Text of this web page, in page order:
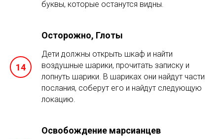
буквы, которые останутся видны.
Осторожно, Глоты
Дети должны открыть шкаф и найти
воздушные шарики, прочитать записку и
лопнуть шарики. В шариках они найдут части
послания, соберут его и найдут следующую
локацию.
Освобождение марсианцев